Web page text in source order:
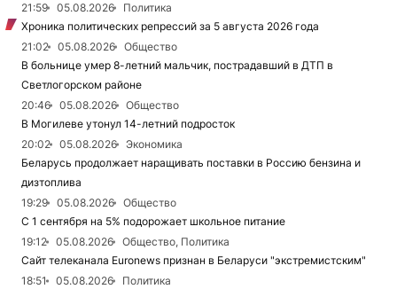
21:59
05.08.2026
Политика
Хроника политических репрессий за 5 августа 2026 года
21:02
05.08.2026
Общество
В больнице умер 8-летний мальчик, пострадавший в ДТП в
Светлогорском районе
20:46
05.08.2026
Общество
В Могилеве утонул 14-летний подросток
20:02
05.08.2026
Экономика
Беларусь продолжает наращивать поставки в Россию бензина и
дизтоплива
19:29
05.08.2026
Общество
С 1 сентября на 5% подорожает школьное питание
19:12
05.08.2026
Общество, Политика
Сайт телеканала Euronews признан в Беларуси "экстремистским"
18:51
05.08.2026
Политика